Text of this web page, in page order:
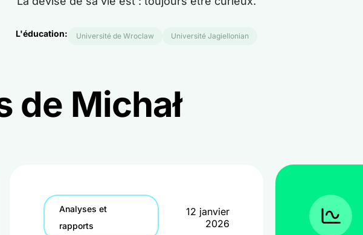
L'éducation: Université de Wroclaw Université Jagiellonian
de Michał
Analyses et
rapports
12 janvier
2026